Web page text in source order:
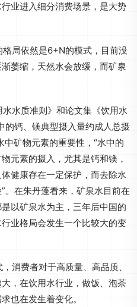
业进入细分消费场景，是大势
局依然是6+N的模式，目前没
萎缩，天然水会放缓，而矿泉
水质准则》和论文集《饮用水
的钙、镁典型摄入量约成人总摄
中矿物元素的重要性，“水中的
元素的摄入，尤其是钙和镁，
健康存在一定保护，而去除水
。在朱丹蓬看来，矿泉水目前在
以矿泉水为主，三年后中国的
业格局会发生一个比较大的变
消费者对于高质量、高品质、
，在饮用水行业，做饭、泡茶
也在发生着变化。